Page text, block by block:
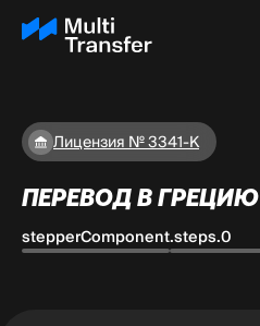
Лицензия № 3341-К
ПЕРЕВОД В ГРЕЦИЮ
stepperComponent.steps.0